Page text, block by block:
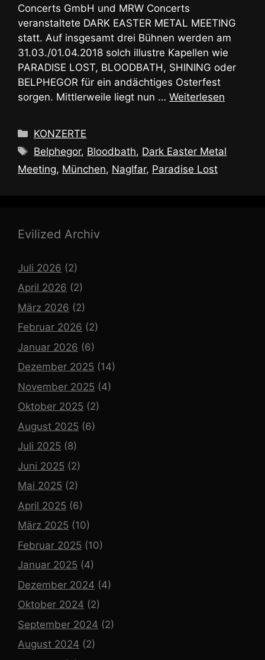
Concerts GmbH und MRW Concerts
veranstaltete DARK EASTER METAL MEETING
statt. Auf insgesamt drei Bühnen werden am
31.03./01.04.2018 solch illustre Kapellen wie
PARADISE LOST, BLOODBATH, SHINING oder
BELPHEGOR für ein andächtiges Osterfest
sorgen. Mittlerweile liegt nun … Weiterlesen
Kategorien
KONZERTE
Schlagwörter
Belphegor, Bloodbath, Dark Easter Metal
Meeting, München, Naglfar, Paradise Lost
Evilized Archiv
Juli 2026 (2)
April 2026 (2)
März 2026 (2)
Februar 2026 (2)
Januar 2026 (6)
Dezember 2025 (14)
November 2025 (4)
Oktober 2025 (2)
August 2025 (6)
Juli 2025 (8)
Juni 2025 (2)
Mai 2025 (2)
April 2025 (6)
März 2025 (10)
Februar 2025 (10)
Januar 2025 (4)
Dezember 2024 (4)
Oktober 2024 (2)
September 2024 (2)
August 2024 (2)